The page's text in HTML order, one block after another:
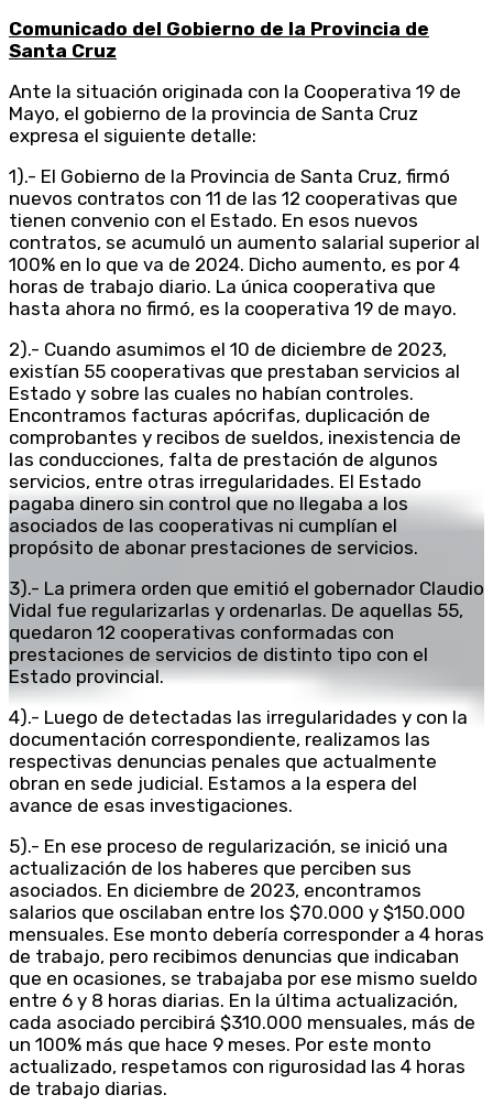
Comunicado del Gobierno de la Provincia de
Santa Cruz
Ante la situación originada con la Cooperativa 19 de
Mayo, el gobierno de la provincia de Santa Cruz
expresa el siguiente detalle:
1).- El Gobierno de la Provincia de Santa Cruz, firmó
nuevos contratos con 11 de las 12 cooperativas que
tienen convenio con el Estado. En esos nuevos
contratos, se acumuló un aumento salarial superior al
100% en lo que va de 2024. Dicho aumento, es por 4
horas de trabajo diario. La única cooperativa que
hasta ahora no firmó, es la cooperativa 19 de mayo.
2).- Cuando asumimos el 10 de diciembre de 2023,
existían 55 cooperativas que prestaban servicios al
Estado y sobre las cuales no habían controles.
Encontramos facturas apócrifas, duplicación de
comprobantes y recibos de sueldos, inexistencia de
las conducciones, falta de prestación de algunos
servicios, entre otras irregularidades. El Estado
pagaba dinero sin control que no llegaba a los
asociados de las cooperativas ni cumplían el
propósito de abonar prestaciones de servicios.
3).- La primera orden que emitió el gobernador Claudio
Vidal fue regularizarlas y ordenarlas. De aquellas 55,
quedaron 12 cooperativas conformadas con
prestaciones de servicios de distinto tipo con el
Estado provincial.
4).- Luego de detectadas las irregularidades y con la
documentación correspondiente, realizamos las
respectivas denuncias penales que actualmente
obran en sede judicial. Estamos a la espera del
avance de esas investigaciones.
5).- En ese proceso de regularización, se inició una
actualización de los haberes que perciben sus
asociados. En diciembre de 2023, encontramos
salarios que oscilaban entre los $70.000 y $150.000
mensuales. Ese monto debería corresponder a 4 horas
de trabajo, pero recibimos denuncias que indicaban
que en ocasiones, se trabajaba por ese mismo sueldo
entre 6 y 8 horas diarias. En la última actualización,
cada asociado percibirá $310.000 mensuales, más de
un 100% más que hace 9 meses. Por este monto
actualizado, respetamos con rigurosidad las 4 horas
de trabajo diarias.